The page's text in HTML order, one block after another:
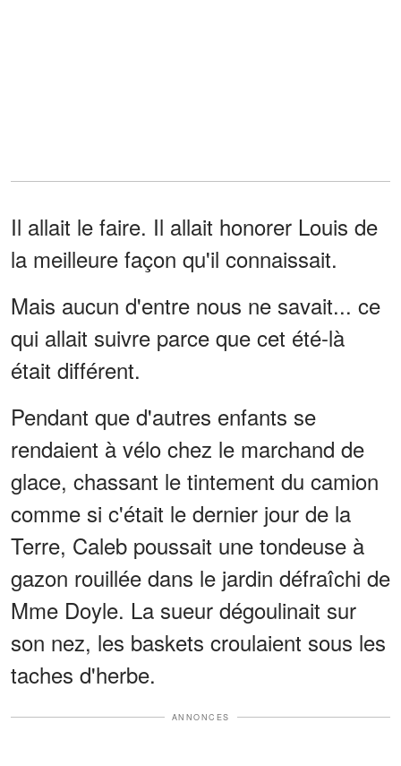
Il allait le faire. Il allait honorer Louis de
la meilleure façon qu'il connaissait.
Mais aucun d'entre nous ne savait... ce
qui allait suivre parce que cet été-là
était différent.
Pendant que d'autres enfants se
rendaient à vélo chez le marchand de
glace, chassant le tintement du camion
comme si c'était le dernier jour de la
Terre, Caleb poussait une tondeuse à
gazon rouillée dans le jardin défraîchi de
Mme Doyle. La sueur dégoulinait sur
son nez, les baskets croulaient sous les
taches d'herbe.
ANNONCES